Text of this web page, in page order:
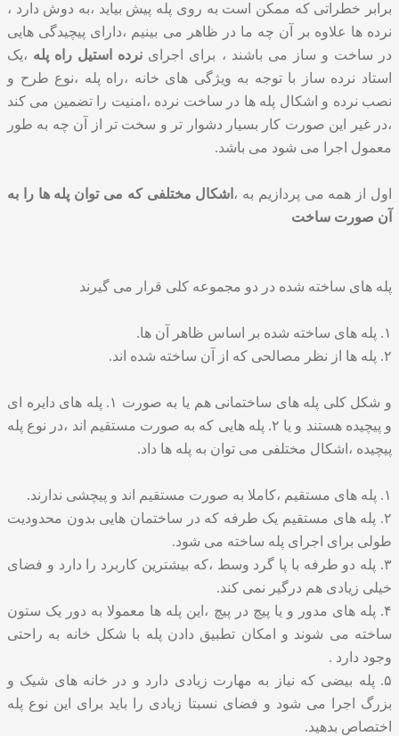
برابر خطراتی که ممکن است به روی پله پیش بیاید ،به دوش دارد ،
نرده ها علاوه بر آن چه ما در ظاهر می بینیم ،دارای پیچیدگی هایی
در ساخت و ساز می باشند ، برای اجرای نرده استیل راه پله ،یک
استاد نرده ساز با توجه به ویژگی های خانه ،راه پله ،نوع طرح و
نصب نرده و اشکال پله ها در ساخت نرده ،امنیت را تضمین می کند
،در غیر این صورت کار بسیار دشوار تر و سخت تر از آن چه به طور
معمول اجرا می شود می باشد.
اول از همه می پردازیم به ، اشکال مختلفی که می توان پله ها را به
آن صورت ساخت
پله های ساخته شده در دو مجموعه کلی قرار می گیرند
۱. پله های ساخته شده بر اساس ظاهر آن ها.
۲. پله ها از نظر مصالحی که از آن ساخته شده اند.
و شکل کلی پله های ساختمانی هم یا به صورت ۱. پله های دایره ای
و پیچیده هستند و یا ۲. پله هایی که به صورت مستقیم اند ،در نوع پله
پیچیده ،اشکال مختلفی می توان به پله ها داد.
۱. پله های مستقیم ،کاملا به صورت مستقیم اند و پیچشی ندارند.
۲. پله های مستقیم یک طرفه که در ساختمان هایی بدون محدودیت
طولی برای اجرای پله ساخته می شود.
۳. پله دو طرفه با پا گرد وسط ،که بیشترین کاربرد را دارد و فضای
خیلی زیادی هم درگیر نمی کند.
۴. پله های مدور و یا پیچ در پیچ ،این پله ها معمولا به دور یک ستون
ساخته می شوند و امکان تطبیق دادن پله با شکل خانه به راحتی
وجود دارد .
۵. پله بیضی که نیاز به مهارت زیادی دارد و در خانه های شیک و
بزرگ اجرا می شود و فضای نسبتا زیادی را باید برای این نوع پله
اختصاص بدهید.